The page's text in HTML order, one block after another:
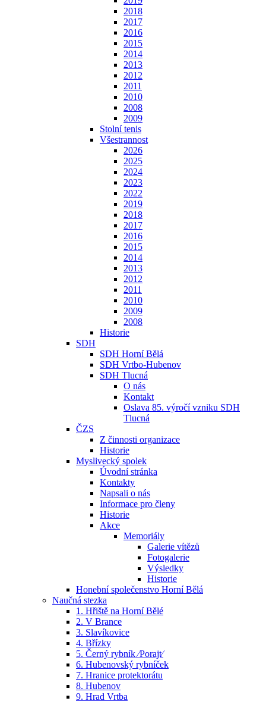
2018
2017
2016
2015
2014
2013
2012
2011
2010
2008
2009
Stolní tenis
Všestrannost
2026
2025
2024
2023
2022
2019
2018
2017
2016
2015
2014
2013
2012
2011
2010
2009
2008
Historie
SDH
SDH Horní Bělá
SDH Vrtbo-Hubenov
SDH Tlucná
O nás
Kontakt
Oslava 85. výročí vzniku SDH
Tlucná
ČZS
Z činnosti organizace
Historie
Myslivecký spolek
Úvodní stránka
Kontakty
Napsali o nás
Informace pro členy
Historie
Akce
Memoriály
Galerie vítězů
Fotogalerie
Výsledky
Historie
Honební společenstvo Horní Bělá
Naučná stezka
1. Hřiště na Horní Bělé
2. V Brance
3. Slavíkovice
4. Břízky
5. Černý rybník ⁄Porajt⁄
6. Hubenovský rybníček
7. Hranice protektorátu
8. Hubenov
9. Hrad Vrtba